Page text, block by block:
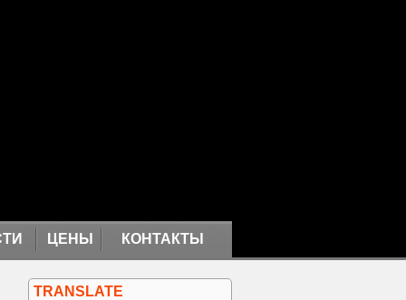
ЦЕНЫ КОНТАКТЫ
TRANSLATE